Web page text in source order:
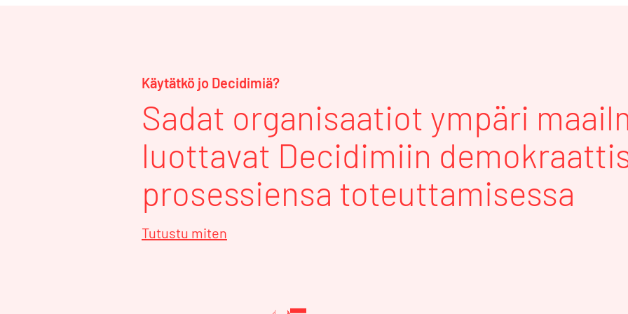
Käytätkö jo Decidimiä?
Sadat organisaatiot ympäri
luottavat Decidimiin
prosessiensa toteuttamisessa
Tutustu miten